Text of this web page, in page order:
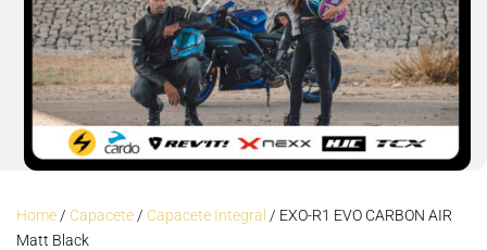
Home/ Capacete/ Capacete Integral / EXO-R1 EVO CARBON AIR
Matt Black